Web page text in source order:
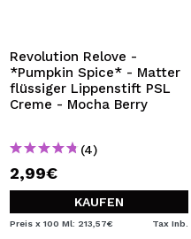
Revolution Relove -
*Pumpkin Spice* - Matter
flüssiger Lippenstift PSL
Creme - Mocha Berry
(4)
2,99€
KAUFEN
Preis x 100 Ml: 213,57€ Tax Inb.